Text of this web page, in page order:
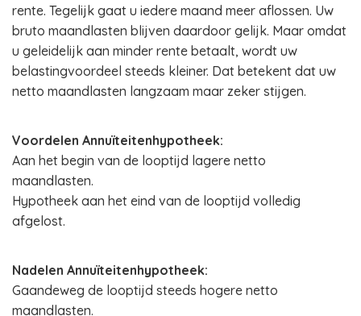
rente. Tegelijk gaat u iedere maand meer aflossen. Uw
bruto maandlasten blijven daardoor gelijk. Maar omdat
u geleidelijk aan minder rente betaalt, wordt uw
belastingvoordeel steeds kleiner. Dat betekent dat uw
netto maandlasten langzaam maar zeker stijgen.
Voordelen Annuïteitenhypotheek:
Aan het begin van de looptijd lagere netto
maandlasten.
Hypotheek aan het eind van de looptijd volledig
afgelost.
Nadelen Annuïteitenhypotheek:
Gaandeweg de looptijd steeds hogere netto
maandlasten.